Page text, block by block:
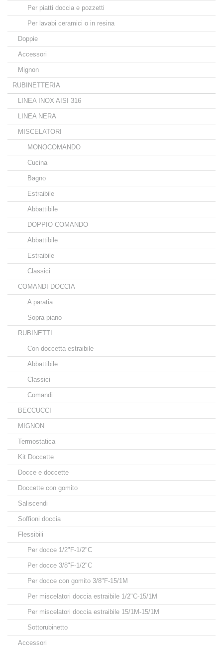
Per piatti doccia e pozzetti
Per lavabi ceramici o in resina
Doppie
Accessori
Mignon
RUBINETTERIA
LINEA INOX AISI 316
LINEA NERA
MISCELATORI
MONOCOMANDO
Cucina
Bagno
Estraibile
Abbattibile
DOPPIO COMANDO
Abbattibile
Estraibile
Classici
COMANDI DOCCIA
A paratia
Sopra piano
RUBINETTI
Con doccetta estraibile
Abbattibile
Classici
Comandi
BECCUCCI
MIGNON
Termostatica
Kit Doccette
Docce e doccette
Doccette con gomito
Saliscendi
Soffioni doccia
Flessibili
Per docce 1/2"F-1/2"C
Per docce 3/8"F-1/2"C
Per docce con gomito 3/8"F-15/1M
Per miscelatori doccia estraibile 1/2"C-15/1M
Per miscelatori doccia estraibile 15/1M-15/1M
Sottorubinetto
Accessori